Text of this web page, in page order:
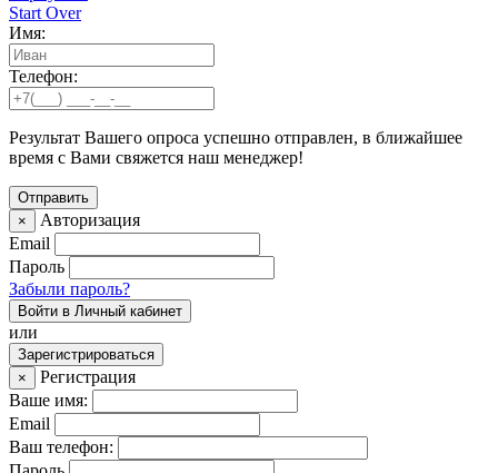
Start Over
Имя:
Телефон:
Результат Вашего опроса успешно отправлен, в ближайшее
время с Вами свяжется наш менеджер!
×
Авторизация
Email
Пароль
Забыли пароль?
Войти в Личный кабинет
или
Зарегистрироваться
×
Регистрация
Ваше имя:
Email
Ваш телефон: